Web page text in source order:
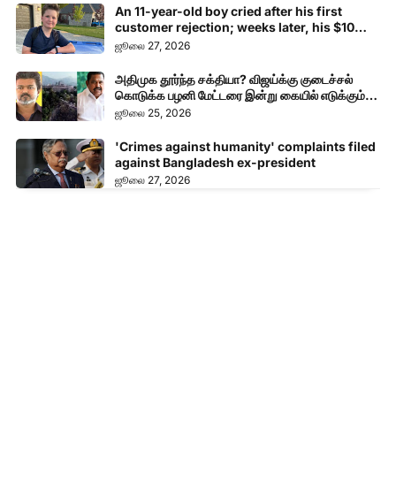
An 11-year-old boy cried after his first
customer rejection; weeks later, his $10
business...
ஜூலை 27, 2026
அதிமுக தூர்ந்த சக்தியா? விஜய்க்கு குடைச்சல்
கொடுக்க பழனி மேட்டரை இன்று கையில் எடுக்கும்
பழனிசாமி!
ஜூலை 25, 2026
'Crimes against humanity' complaints filed
against Bangladesh ex-president
ஜூலை 27, 2026